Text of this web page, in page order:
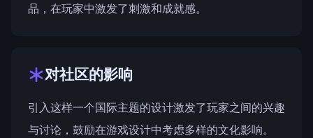
品，在玩家中激发了刺激和成就感。
对社区的影响
引入这样一个国际主题的设计激发了玩家之间的兴趣
与讨论，鼓励在游戏设计中考虑多样的文化影响。